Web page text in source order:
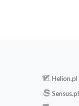
Helion.pl
Sensus.pl